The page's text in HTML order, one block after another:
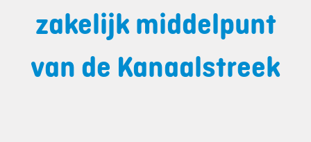
zakelijk middelpunt
van de Kanaalstreek